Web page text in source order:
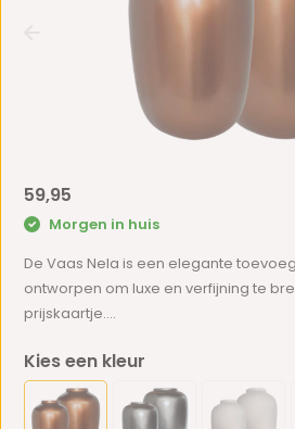
59,95
Morgen in huis
De Vaas Nela is een elegante
ontworpen om luxe en verfijning te
prijskaartje....
Kies een kleur